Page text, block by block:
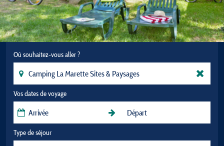
Où souhaitez-vous aller ?
Vos dates de voyage
Type de séjour